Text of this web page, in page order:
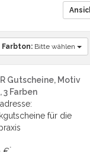
Farbton: Bitte wählen
Gutscheine, Motiv
3 Farben
für die
*